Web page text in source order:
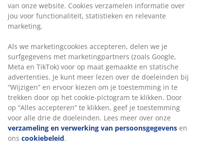
fraude.
Als je een potentiële frauduleuze of scam website ziet die
beweert JYSK producten te verkopen, neem dan contact op
met de
klantenservice van JYSK
Heeft een indicent plaatsgevonden?
In geval van fraude raden we je aan contact op te nemen met
je bank en aangifte te doen bij de politie.
Het is belangrijk dat je zo snel mogelijk handelt als je bent
opgelicht. In sommige gevallen kan de transactie op tijd
worden gestopt.
van onze website. Cookies verzamelen informatie over
jou voor functionaliteit, statistieken en relevante
marketing.
Als we marketingcookies accepteren, delen we je
surfgegevens met marketingpartners (zoals Google,
Meta en TikTok) voor op maat gemaakte en statische
advertenties. Je kunt meer lezen over de doeleinden bij
“Wijzigen” en ervoor kiezen om je toestemming in te
trekken door op het cookie-pictogram te klikken. Door
op “Alles accepteren” te klikken, geef je toestemming
voor alle drie de doeleinden. Lees meer over onze
verzameling en verwerking van persoonsgegevens en
ons cookiebeleid.